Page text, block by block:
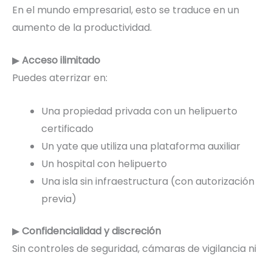
En el mundo empresarial, esto se traduce en un
aumento de la productividad.
▶Acceso ilimitado
Puedes aterrizar en:
Una propiedad privada con un helipuerto
certificado
Un yate que utiliza una plataforma auxiliar
Un hospital con helipuerto
Una isla sin infraestructura (con autorización
previa)
▶Confidencialidad y discreción
Sin controles de seguridad, cámaras de vigilancia ni